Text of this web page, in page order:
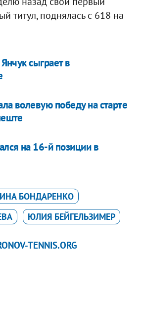
титул, поднялась с 618 на
сыграет в
волевую победу на старте
на 16-й позиции в
БОНДАРЕНКО
ЮЛИЯ БЕЙГЕЛЬЗИМЕР
TENNIS.ORG